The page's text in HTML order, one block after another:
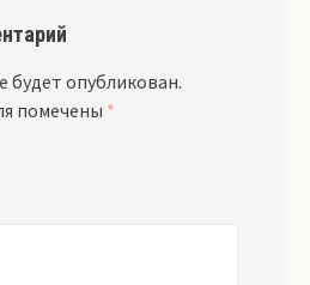
будет опубликован.
помечены *